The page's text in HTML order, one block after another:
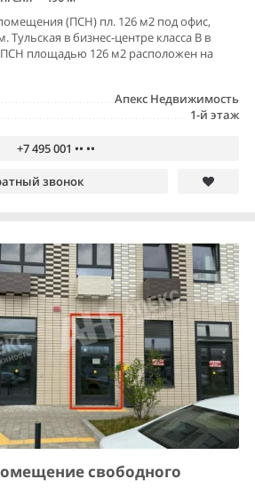
(ПСН) пл. 126 м2 под офис,
в бизнес-центре класса В в
площадью 126 м2 расположен на
Апекс Недвижимость
1-й этаж
+7 495 001 •• ••
звонок
свободного